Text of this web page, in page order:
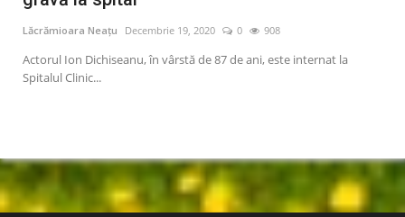
Lăcrămioara Neațu Decembrie 19, 2020 0 908
Actorul Ion Dichiseanu, în vârstă de 87 de ani, este internat la
Spitalul Clinic...